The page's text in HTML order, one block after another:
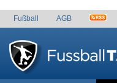
Fußball AGB